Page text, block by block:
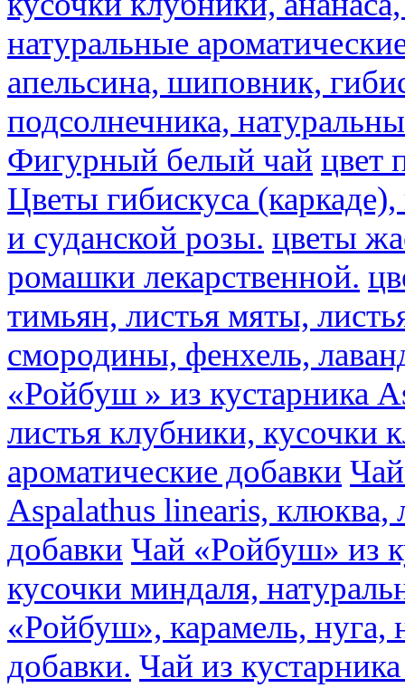
натуральные
апельсина, шиповник,
подсолнечника,
Фигурный белый чай цвет
Цветы гибискуса
и суданской розы. цветы
ромашки лекарственной.
тимьян, листья мяты,
смородины, фенхель,
«Ройбуш » из кустарника
листья клубники, кусочки
ароматические добавки
Aspalathus linearis, клюква,
добавки Чай «Ройбуш» из
кусочки миндаля,
«Ройбуш», карамель, нуга,
добавки. Чай из